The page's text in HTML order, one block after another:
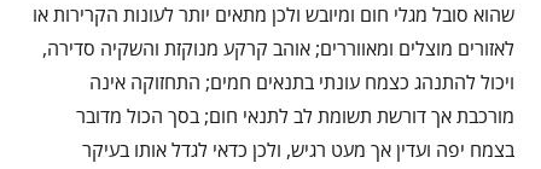
שהוא סובל מגלי חום ומיובש ולכן מתאים יותר לעונות הקרירות או
לאזורים מוצלים ומאווררים; אוהב קרקע מנוקזת והשקיה סדירה,
ויכול להתנהג כצמח עונתי בתנאים חמים; התחזוקה אינה
מורכבת אך דורשת תשומת לב לתנאי חום; בסך הכול מדובר
בצמח יפה ועדין אך מעט רגיש, ולכן כדאי לגדל אותו בעיקר